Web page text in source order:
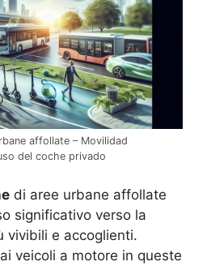
affollate – Movilidad
del coche privado
di aree urbane affollate
significativo verso la
vivibili e accoglienti.
veicoli a motore in queste